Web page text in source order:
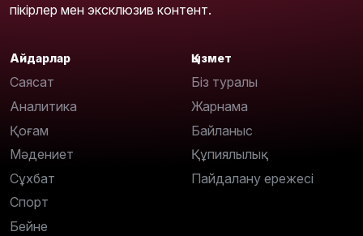
пікірлер мен эксклюзив контент.
Айдарлар
Саясат
Аналитика
Қоғам
Мәдениет
Сұхбат
Спорт
Бейне
Қызмет
Біз туралы
Жарнама
Байланыс
Құпиялылық
Пайдалану ережесі